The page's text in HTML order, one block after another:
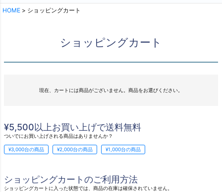
HOME ショッピングカート
ショッピングカート
現在、カートには商品がございません。商品をお選びください。
¥5,500以上お買い上げで送料無料
ついでにお買い上げされる商品はありませんか？
¥3,000台の商品 ¥2,000台の商品 ¥1,000台の商品
ショッピングカートのご利用方法
ショッピングカートに入った状態では、商品の在庫は確保されていません。